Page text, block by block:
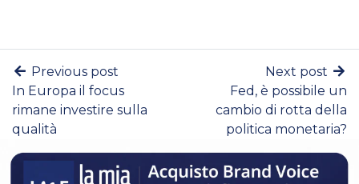
Previous post
In Europa il focus
rimane investire sulla
qualità
Next post
Fed, è possibile un
cambio di rotta della
politica monetaria?